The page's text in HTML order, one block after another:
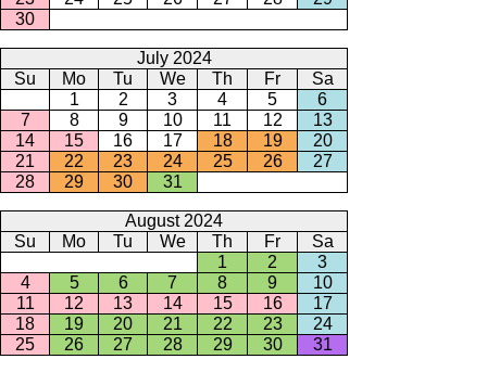
30
July 2024
Su
Mo Tu We Th Fr
Sa
1
2 3 4 5
6
7
8 9 10 11 12
13
14
15 16 17 18 19
20
21
22 23 24 25 26
27
28
29 30 31
August 2024
Su
Mo Tu We Th Fr
Sa
1
2
3
4
5 6 7 8 9
10
11
12 13 14 15 16
17
18
19 20 21 22 23
24
25
26 27 28 29 30 31